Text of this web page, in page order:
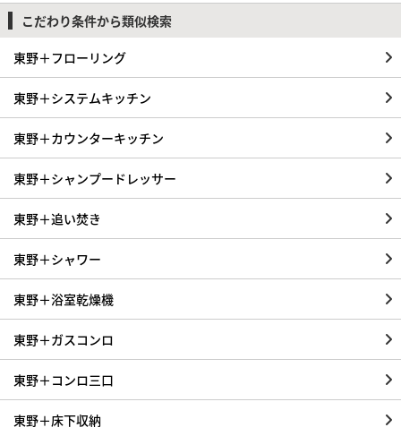
こだわり条件から類似検索
東野＋フローリング
東野＋システムキッチン
東野＋カウンターキッチン
東野＋シャンプードレッサー
東野＋追い焚き
東野＋シャワー
東野＋浴室乾燥機
東野＋ガスコンロ
東野＋コンロ三口
東野＋床下収納